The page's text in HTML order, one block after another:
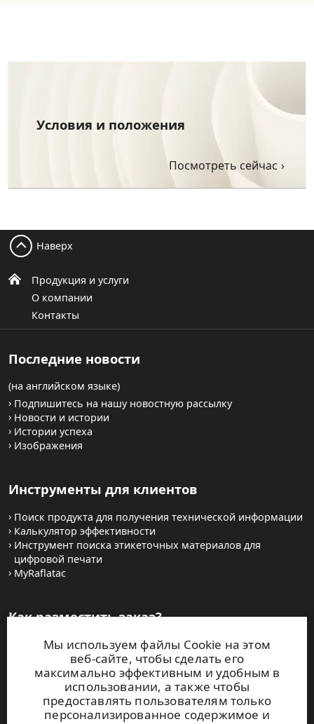
Условия и положения
Посмотреть сейчас
Мы используем файлы Cookie на этом
веб-сайте, чтобы сделать его
максимально эффективным и удобным в
использовании, а также чтобы
предоставлять пользователям только
персонализированное содержимое и
Продукция и услуги
О компании
Контакты
Наверх
Последние новости
(на английском языке)
Подпишитесь на нашу новостную рассылку
Новости и истории
Истории успеха
Изображения
Инструменты для клиентов
Поиск продукта для получения технической информации
Калькулятор эффективности
Инструмент поиска этикеточных материалов для
цифровой печати
MyRaflatac
Как разместить заказ?
Как приобрести рулонную продукцию?
Как купить полиграфические самоклеящиеся листовые
материалы
Условия и положения
Свяжитесь с нами